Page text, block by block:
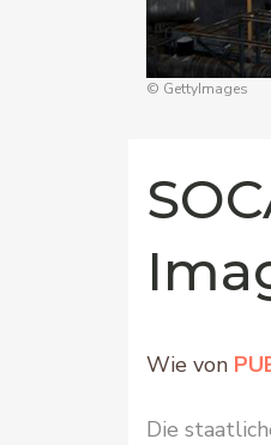
© GettyImages
Wie von
Die